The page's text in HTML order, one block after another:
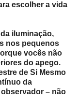
escolher a vida
iluminação,
nos pequenos
vocês não
do apego.
de Si Mesmo
da
– não